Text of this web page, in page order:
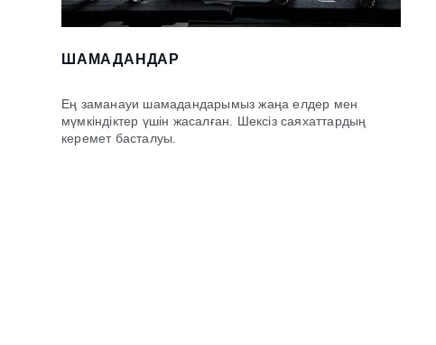
ШАМАДАНДАР
Ең заманауи шамадандарымыз жаңа елдер мен
мүмкіндіктер үшін жасалған. Шексіз саяхаттардың
керемет басталуы.